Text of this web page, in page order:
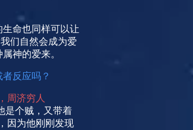
命也同样可以让
们自然会成为爱
神的爱来。
反应吗？
周济穷人
是个贼，又带着
因为他刚刚发现